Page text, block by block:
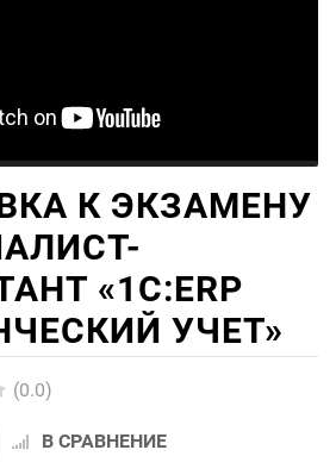
К ЭКЗАМЕНУ
«1С:ERP
УЧЕТ»
(0.0)
В СРАВНЕНИЕ